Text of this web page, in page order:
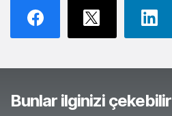
Bunlar ilginizi çekebilir